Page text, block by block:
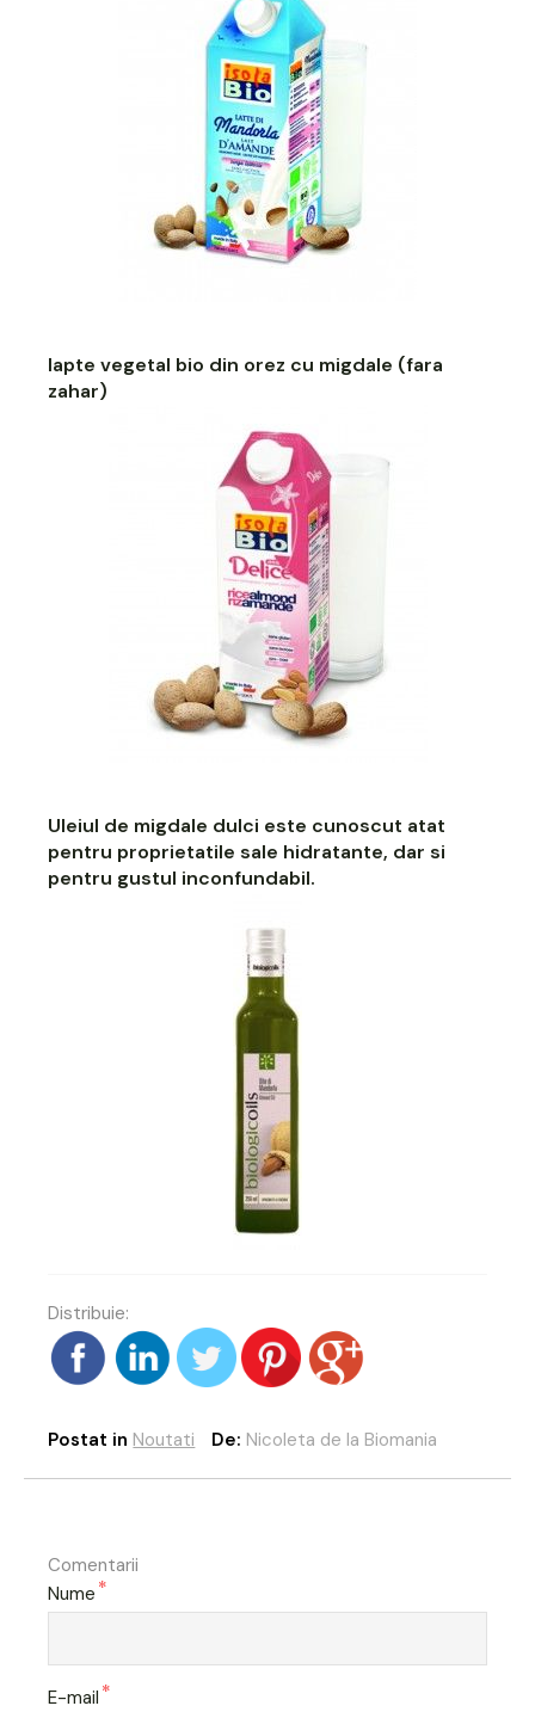
lapte vegetal bio din orez cu migdale (fara
zahar)
Uleiul de migdale dulci este cunoscut atat
pentru proprietatile sale hidratante, dar si
pentru gustul inconfundabil.
Distribuie:
Postat in Noutati De: Nicoleta de la Biomania
Comentarii
Nume *
E-mail *